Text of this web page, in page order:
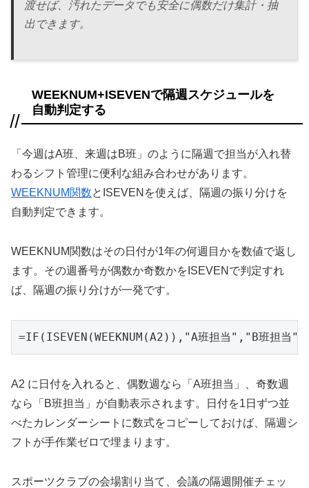
渡せば、汚れたデータでも安全に偶数だけ集計・抽
出できます。
WEEKNUM+ISEVENで隔週スケジュールを
自動判定する
「今週はA班、来週はB班」のように隔週で担当が入れ替
わるシフト管理に便利な組み合わせがあります。
WEEKNUM関数とISEVENを使えば、隔週の振り分けを
自動判定できます。
WEEKNUM関数はその日付が1年の何週目かを数値で返し
ます。その週番号が偶数か奇数かをISEVENで判定すれ
ば、隔週の振り分けが一発です。
=IF(ISEVEN(WEEKNUM(A2)),"A班担当","B班担当")
A2 に日付を入れると、偶数週なら「A班担当」、奇数週
なら「B班担当」が自動表示されます。日付を1日ずつ並
べたカレンダーシートに数式をコピーしておけば、隔週シ
フトが手作業ゼロで埋まります。
スポーツクラブの会場割り当て、会議の隔週開催チェッ